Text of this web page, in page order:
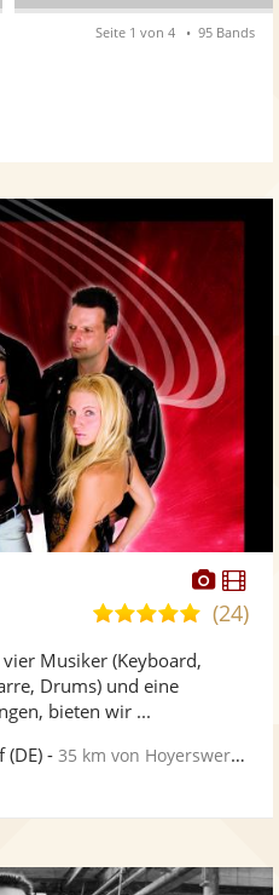
Seite 1 von 4 95 Bands
4,9
5
(24)
Musiker (Keyboard,
Drums) und eine
bieten wir ...
(DE) -35 km von Hoyerswerda